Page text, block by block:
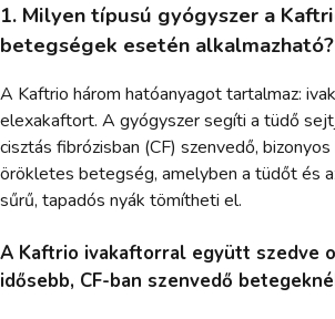
1. Milyen típusú gyógyszer a
betegségek esetén alkalmazható?
A Kaftrio három hatóanyagot tartalmaz:
elexakaftort. A gyógyszer segíti a tüdő
cisztás fibrózisban (CF) szenvedő,
örökletes betegség, amelyben a tüdőt és
sűrű, tapadós nyák tömítheti el.
A Kaftrio ivakaftorral együtt szedve
idősebb, CF-ban szenvedő